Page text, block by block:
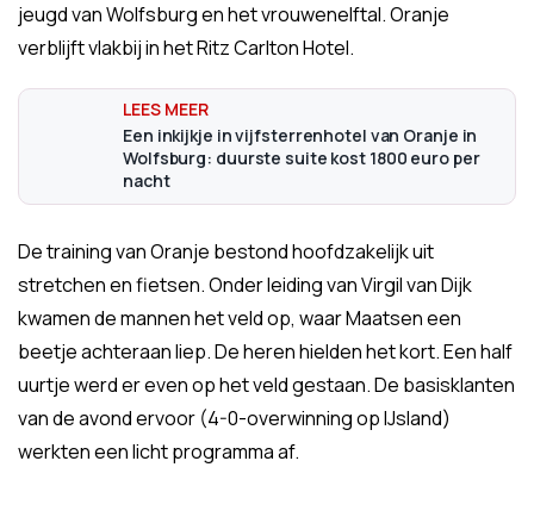
jeugd van Wolfsburg en het vrouwenelftal. Oranje
verblijft vlakbij in het Ritz Carlton Hotel.
Een inkijkje in vijfsterrenhotel van Oranje in
Wolfsburg: duurste suite kost 1800 euro per
nacht
De training van Oranje bestond hoofdzakelijk uit
stretchen en fietsen. Onder leiding van Virgil van Dijk
kwamen de mannen het veld op, waar Maatsen een
beetje achteraan liep. De heren hielden het kort. Een half
uurtje werd er even op het veld gestaan. De basisklanten
van de avond ervoor (4-0-overwinning op IJsland)
werkten een licht programma af.